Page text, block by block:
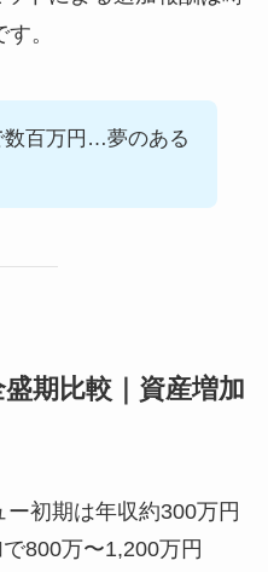
。
数百万円…夢のある
期比較｜資産増加
ー初期は年収約300万円
800万〜1,200万円